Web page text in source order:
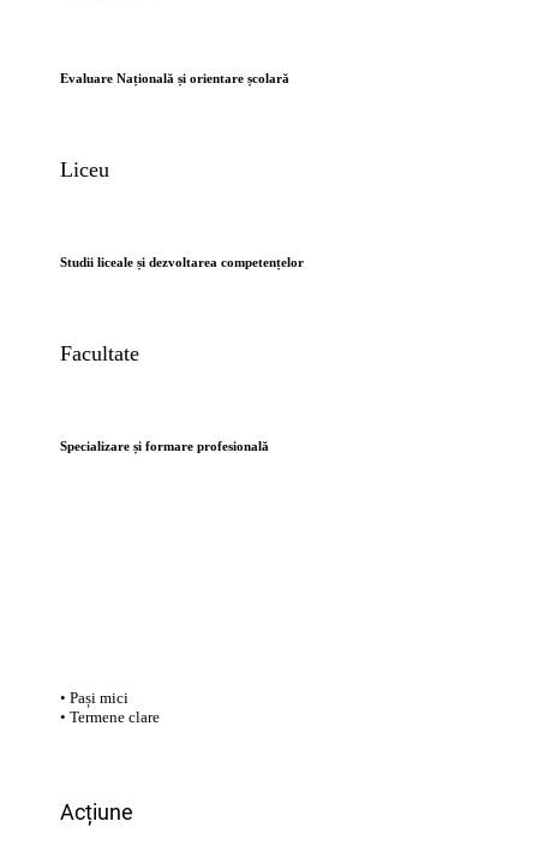
Evaluare Națională și orientare școlară
Liceu
Studii liceale și dezvoltarea competențelor
Facultate
Specializare și formare profesională
• Pași mici
• Termene clare
Acțiune